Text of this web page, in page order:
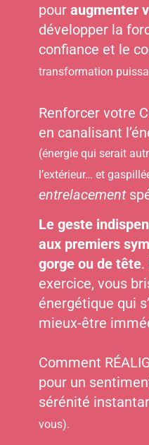
pour augmenter
développer la
confiance et le
transformation
Renforcer votre
en canalisant
(énergie qui serait
l’extérieur… et
entrelacement
Le geste
aux premiers
gorge ou de tête.
exercice, vous
énergétique qui
mieux-être
Comment
pour un
sérénité
vous).